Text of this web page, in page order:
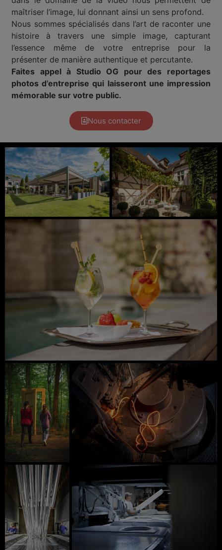
maîtriser l’image, lui donnant ainsi un sens profond.
Nous sommes spécialisés dans l’art de raconter une
histoire à travers une simple image, capturant
l’essence même de votre entreprise pour la
présenter de manière authentique et percutante.
Faites appel à Studio OG pour des reportages
photos d’entreprise qui laisseront une impression
mémorable sur votre public.
Nous contacter